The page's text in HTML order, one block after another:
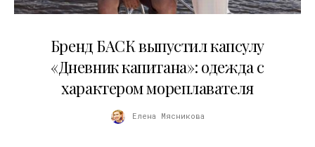
Бренд БАСК выпустил капсулу
«Дневник капитана»: одежда с
характером мореплавателя
Елена Мясникова